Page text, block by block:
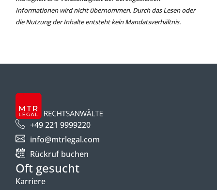
Informationen wird nicht übernommen. Durch das Lesen oder
die Nutzung der Inhalte entsteht kein Mandatsverhältnis.
+49 221 9999220
info@mtrlegal.com
Rückruf buchen
Oft gesucht
Karriere